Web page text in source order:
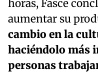
horas, Fasce
aumentar su
cambio en la
haciéndolo más
personas